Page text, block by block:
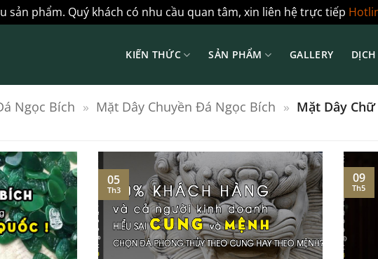
sản phẩm. Quý khách có nhu cầu quan tâm, xin liên hệ trực tiếp
KIẾN THỨC SẢN PHẨM GALLERY
Ngọc Bích » Mặt Dây Chuyền Đá Ngọc Bích » Mặt Dây
05
Th3
09
Th5